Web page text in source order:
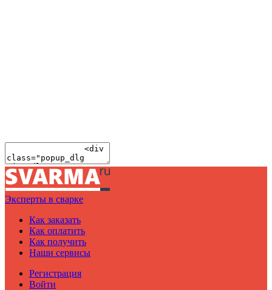
Эксперты в сварке
Как заказать
Как оплатить
Как получить
Наши сервисы
Регистрация
Войти